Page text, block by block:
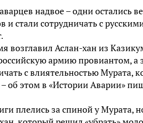
надвое – одни
и стали сотрудничать с
возглавил Аслaн-хан из
армию провиантом,
с влиятельностью Мурата,
этом в «Истории Аварии»
плелись за спиной у Мурaта,